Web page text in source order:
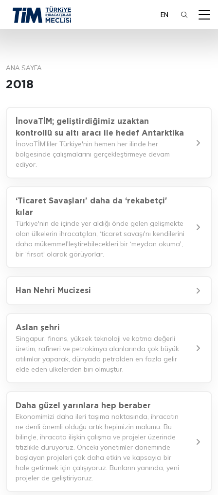
EN
ANA SAYFA
2018
İnovaTİM; geliştirdiğimiz uzaktan
kontrollü su altı aracı ile hedef Antarktika
İnovaTİM'liler Türkiye'nin hemen her ilinde her
bölgesinde çalışmalarını gerçekleştirmeye devam
ediyor.
‘Ticaret Savaşları' daha da ‘rekabetçi'
kılar
Türkiye'nin de içinde yer aldığı önde gelen gelişmekte
olan ülkelerin ihracatçıları, ‘ticaret savaşı'nı kendilerini
daha mükemmel'leştirebilecekleri bir ‘meydan okuma',
bir ‘fırsat' olarak görüyorlar.
Han Nehri Mucizesi
Aslan şehri
Singapur, finans, yüksek teknoloji ve katma değerli
üretim, rafineri ve petrokimya alanlarında çok büyük
atılımlar yaparak, dünyada petrolden en fazla gelir
elde eden ülkelerden biri olmuştur.
Daha güzel yarınlara hep beraber
Ekonomimizi daha ileri taşıma noktasında, ihracatın
ne denli önemli olduğu artık hepimizin malumu. Bu
bilinçle, ihracata ilişkin çalışma ve projeler üzerinde
titizlikle duruyoruz. Önceki yönetimler döneminde
başlayan projeleri çok daha etkin ve kapsayıcı bir
hale getirmek için çalışıyoruz. Bunların yanında, yeni
projeler de geliştiriyoruz.